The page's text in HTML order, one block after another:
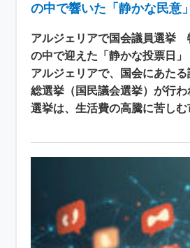
の中で響いた「静かな民意」
アルジェリアで国会議員選挙
の中で迎えた「静かな投票日」
アルジェリアで、国会にあた
総選挙（国民議会選挙）が行
選挙は、生活費の高騰に苦し